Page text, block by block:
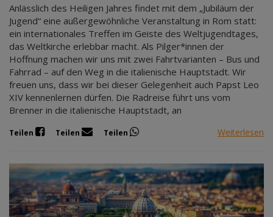
Jul 2027
Anlässlich des Heiligen Jahres findet mit dem „Jubiläum der
Jugend“ eine außergewöhnliche Veranstaltung in Rom statt:
ein internationales Treffen im Geiste des Weltjugendtages,
das Weltkirche erlebbar macht. Als Pilger*innen der
Hoffnung machen wir uns mit zwei Fahrtvarianten – Bus und
Fahrrad – auf den Weg in die italienische Hauptstadt. Wir
freuen uns, dass wir bei dieser Gelegenheit auch Papst Leo
XIV kennenlernen dürfen. Die Radreise führt uns vom
Brenner in die italienische Hauptstadt, an
Teilen Teilen Teilen Weiterlesen